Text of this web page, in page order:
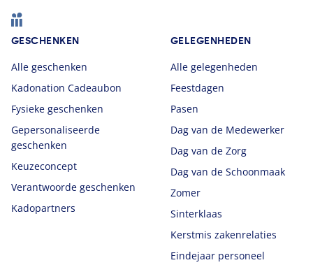
Footer
GESCHENKEN
Alle geschenken
Kadonation Cadeaubon
Fysieke geschenken
Gepersonaliseerde
geschenken
Keuzeconcept
Verantwoorde geschenken
Kadopartners
GELEGENHEDEN
Alle gelegenheden
Feestdagen
Pasen
Dag van de Medewerker
Dag van de Zorg
Dag van de Schoonmaak
Zomer
Sinterklaas
Kerstmis zakenrelaties
Eindejaar personeel